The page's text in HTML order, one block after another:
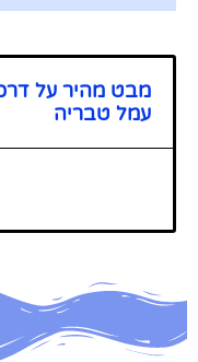
מבט מהיר על
עמל טבריה